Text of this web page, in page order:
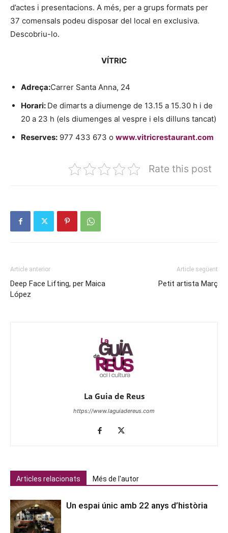
d’actes i presentacions. A més, per a grups formats per
37 comensals podeu disposar del local en exclusiva.
Descobriu-lo.
VÍTRIC
Adreça:Carrer Santa Anna, 24
Horari: De dimarts a diumenge de 13.15 a 15.30 h i de
20 a 23 h (els diumenges al vespre i els dilluns tancat)
Reserves: 977 433 673 o www.vitricrestaurant.com
Rate this post
Article anterior
Deep Face Lifting, per Maica
López
Article següent
Petit artista Març
La Guia de Reus
https://www.laguiadereus.com
Articles relacionats Més de l'autor
Un espai únic amb 22 anys d’història